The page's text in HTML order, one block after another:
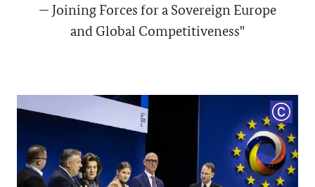
— Joining Forces for a Sovereign Europe
and Global Competitiveness"